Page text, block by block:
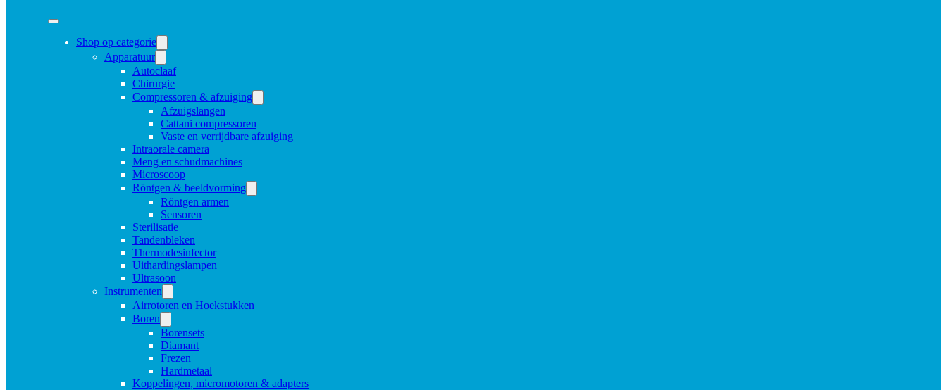
Shop op categorie
Apparatuur
Autoclaaf
Chirurgie
Compressoren & afzuiging
Afzuigslangen
Cattani compressoren
Vaste en verrijdbare afzuiging
Intraorale camera
Meng en schudmachines
Microscoop
Röntgen & beeldvorming
Röntgen armen
Sensoren
Sterilisatie
Tandenbleken
Thermodesinfector
Uithardingslampen
Ultrasoon
Instrumenten
Airrotoren en Hoekstukken
Boren
Borensets
Diamant
Frezen
Hardmetaal
Koppelingen, micromotoren & adapters